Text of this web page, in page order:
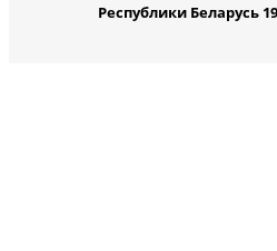
Республики Беларусь